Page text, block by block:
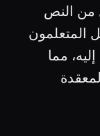
من النص
المتعلمون
مما